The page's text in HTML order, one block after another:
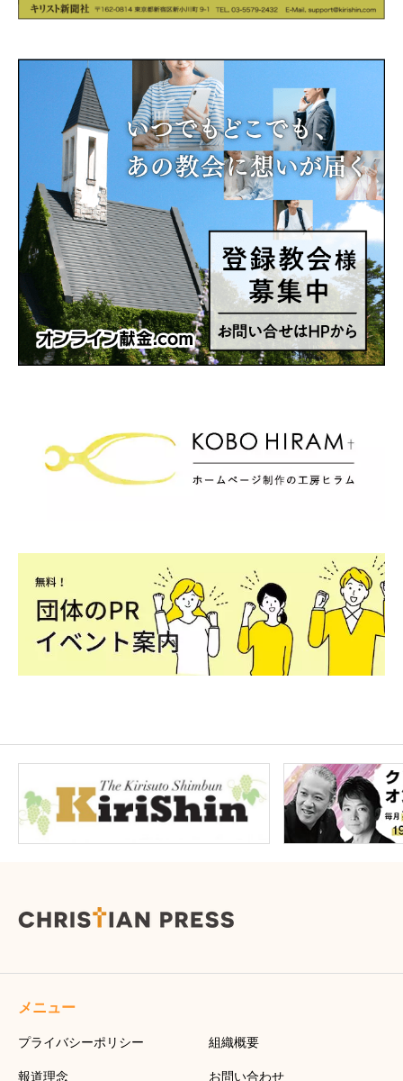
メニュー
プライバシーポリシー 組織概要
報道理念 お問い合わせ